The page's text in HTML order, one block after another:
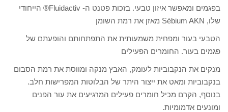
בפגמים ומאפשר איזון טבעי. בזכות פטנט ה- Fluidactiv® הייחודי
שלו, Sébium AKN מאזן את רמת השומן
הטבעי בעור ומפחית משמעותית את התפתחותם והופעתם של
פגמים בעור. החומרים הפעילים
מנקים את הנקבוביות לעומק, האבץ מנקה ומווסת את רמת הסבום
בנקבוביות ומאט את ייצור היתר של הבלוטות המפרישות חלב.
בנוסף, הקרם מכיל חומרים פעילים המרגיעים את עור הפנים
ומונעים אדמומיות.